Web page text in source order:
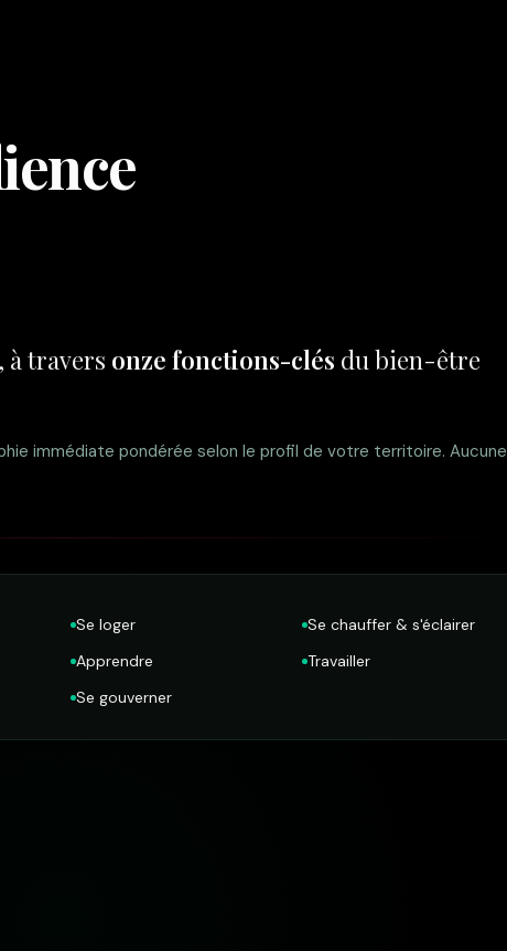
travers onze fonctions-clés du bien-être
immédiate pondérée selon le profil de votre territoire. Aucune
Se loger
Se chauffer & s'éclairer
Apprendre
Travailler
Se gouverner